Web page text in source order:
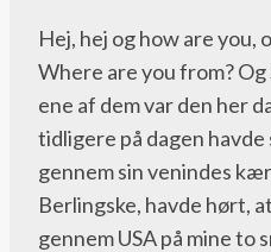
Hej, hej og how are you,
Where are you from? Og
ene af dem var den her
tidligere på dagen
gennem sin venindes
Berlingske, havde hørt,
gennem USA på mine to